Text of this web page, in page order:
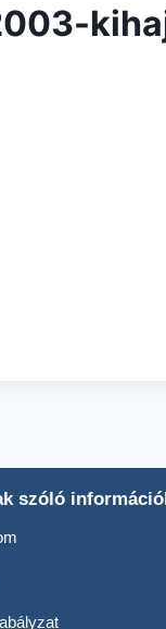
szóló